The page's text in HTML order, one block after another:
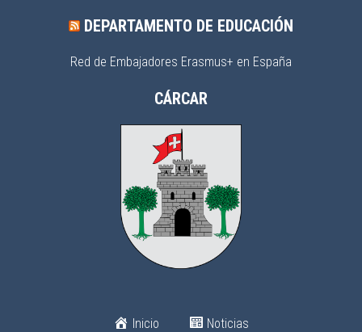
DEPARTAMENTO DE EDUCACIÓN
Red de Embajadores Erasmus+ en España
CÁRCAR
Inicio Noticias